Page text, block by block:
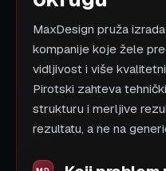
MaxDesign pruža
kompanije koje žele
vidljivost i više
Pirotski zahteva
strukturu i merljive
rezultatu, a ne na